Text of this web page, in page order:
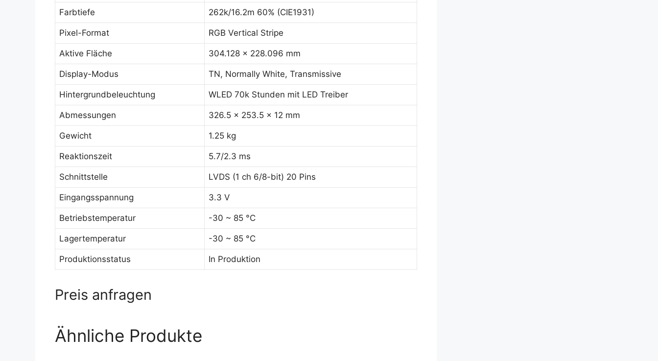
Farbtiefe 262k/16.2m 60% (CIE1931)
Pixel-Format RGB Vertical Stripe
Aktive Fläche 304.128 x 228.096 mm
Display-Modus TN, Normally White, Transmissive
Hintergrundbeleuchtung WLED 70k Stunden mit LED Treiber
Abmessungen 326.5 x 253.5 x 12 mm
Gewicht 1.25 kg
Reaktionszeit 5.7/2.3 ms
Schnittstelle LVDS (1 ch 6/8-bit) 20 Pins
Eingangsspannung 3.3 V
Betriebstemperatur -30 ~ 85 °C
Lagertemperatur -30 ~ 85 °C
Produktionsstatus In Produktion
Preis anfragen
Ähnliche Produkte